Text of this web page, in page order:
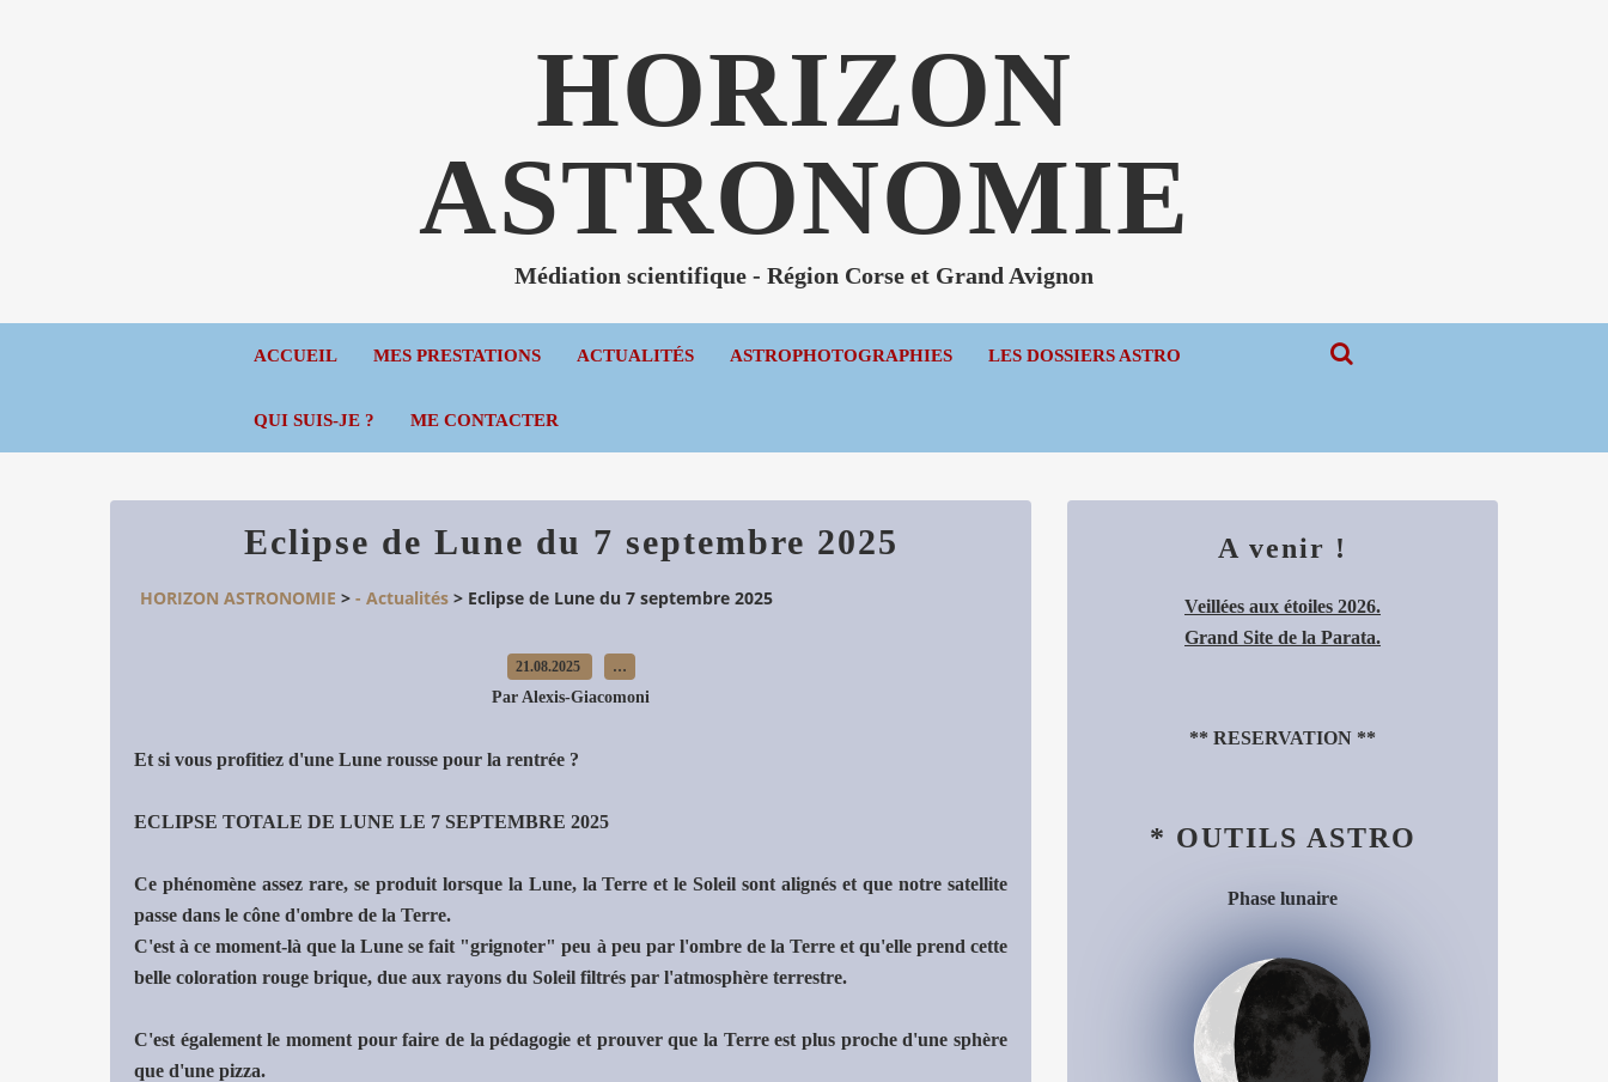
HORIZON
ASTRONOMIE
Médiation scientifique - Région Corse et Grand Avignon
ACCUEIL MES PRESTATIONS ACTUALITÉS ASTROPHOTOGRAPHIES LES DOSSIERS ASTRO
QUI SUIS-JE ? ME CONTACTER
Eclipse de Lune du 7 septembre 2025
HORIZON ASTRONOMIE > - Actualités > Eclipse de Lune du 7 septembre 2025
21.08.2025 …
Par Alexis-Giacomoni
Et si vous profitiez d'une Lune rousse pour la rentrée ?
ECLIPSE TOTALE DE LUNE LE 7 SEPTEMBRE 2025
Ce phénomène assez rare, se produit lorsque la Lune, la Terre et le Soleil sont alignés et que notre satellite
passe dans le cône d'ombre de la Terre.
C'est à ce moment-là que la Lune se fait "grignoter" peu à peu par l'ombre de la Terre et qu'elle prend cette
belle coloration rouge brique, due aux rayons du Soleil filtrés par l'atmosphère terrestre.
C'est également le moment pour faire de la pédagogie et prouver que la Terre est plus proche d'une sphère
que d'une pizza.
A venir !
Veillées aux étoiles 2026.
Grand Site de la Parata.
** RESERVATION **
* OUTILS ASTRO
Phase lunaire
Décroissant (23%)